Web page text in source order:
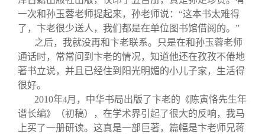
一次和孙玉蓉老师提起来，孙老师说：“这本书太难得
了，卞老很少送人，我们都是在单位图书馆借阅的。”
之后，我就没再和卞老联系。只是在和孙玉蓉老师
通话时，常常问到卞老的情况，知道他还在孜孜不倦地
著书立说，并且已经住到阳光明媚的小儿子家，生活得
很好。
2010年4月，中华书局出版了卞老的《陈寅恪先生年
谱长编》（初稿），在学术界引起了很大的反响，我马
上买了一册研读。这真是一部巨著，篇幅是卞老师兄蒋